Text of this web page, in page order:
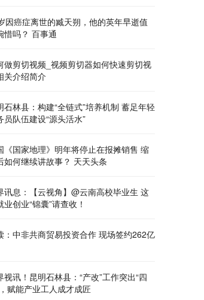
因癌症离世的臧天朔，他的英年早逝值
惜吗？ 百事通
做剪切视频_视频剪切器如何快速剪切视
关介绍简介
石林县：构建“全链式”培养机制 蓄足年轻
员队伍建设“源头活水”
《国家地理》明年将停止在报摊销售 缩
如何继续讲故事？ 天天头条
讯息：【云视角】@云南高校毕业生 这
业创业“锦囊”请查收！
：中非共商贸易投资合作 现场签约262亿
视讯！昆明石林县：“产改”工作突出“四
赋能产业工人成才成匠